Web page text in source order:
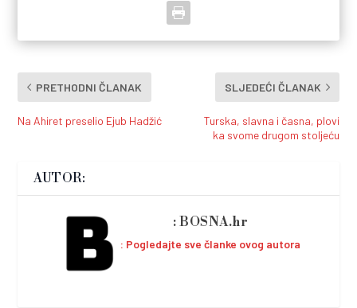
PRETHODNI ČLANAK
Na Ahiret preselio Ejub Hadžić
SLJEDEĆI ČLANAK
Turska, slavna i časna, plovi
ka svome drugom stoljeću
AUTOR:
BOSNA.hr
Pogledajte sve članke ovog autora